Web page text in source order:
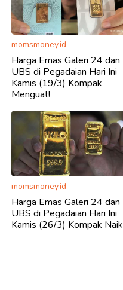
momsmoney.id
Harga Emas Galeri 24 dan
UBS di Pegadaian Hari Ini
Kamis (19/3) Kompak
Menguat!
momsmoney.id
Harga Emas Galeri 24 dan
UBS di Pegadaian Hari Ini
Kamis (26/3) Kompak Naik